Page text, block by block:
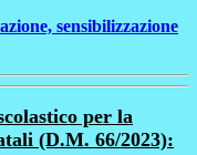
sensibilizzazione
per la
(D.M. 66/2023):